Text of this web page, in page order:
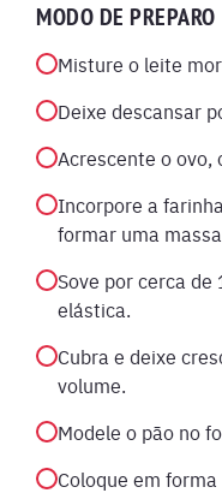
MODO DE PREPARO
Misture o leite
Deixe descansar
Acrescente o ovo,
Incorpore a
formar uma
Sove por cerca
elástica.
Cubra e deixe
volume.
Modele o pão no
Coloque em